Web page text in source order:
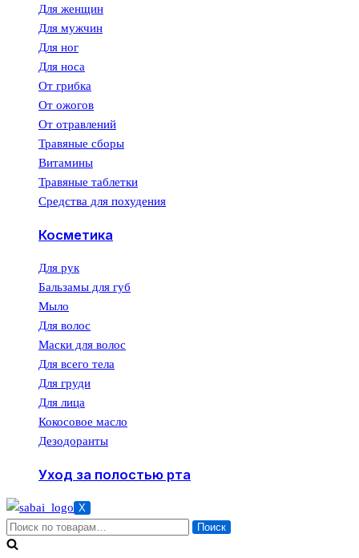
Для женщин
Для мужчин
Для ног
Для носа
От грибка
От ожогов
От отравлений
Травяные сборы
Витамины
Травяные таблетки
Средства для похудения
Косметика
Для рук
Бальзамы для губ
Мыло
Для волос
Маски для волос
Для всего тела
Для груди
Для лица
Кокосовое масло
Дезодоранты
Уход за полостью рта
X
Искать: Поиск